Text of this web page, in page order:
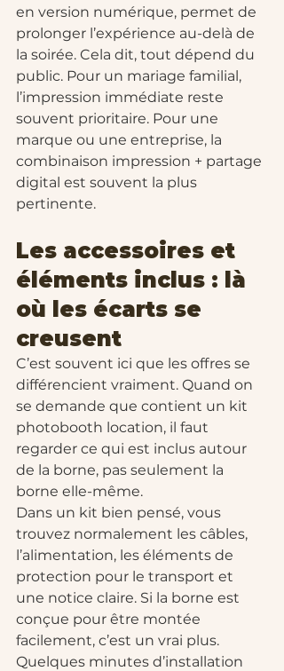
en version numérique, permet de
prolonger l’expérience au-delà de
la soirée. Cela dit, tout dépend du
public. Pour un mariage familial,
l’impression immédiate reste
souvent prioritaire. Pour une
marque ou une entreprise, la
combinaison impression + partage
digital est souvent la plus
pertinente.
Les accessoires et
éléments inclus : là
où les écarts se
creusent
C’est souvent ici que les offres se
différencient vraiment. Quand on
se demande que contient un kit
photobooth location, il faut
regarder ce qui est inclus autour
de la borne, pas seulement la
borne elle-même.
Dans un kit bien pensé, vous
trouvez normalement les câbles,
l’alimentation, les éléments de
protection pour le transport et
une notice claire. Si la borne est
conçue pour être montée
facilement, c’est un vrai plus.
Quelques minutes d’installation